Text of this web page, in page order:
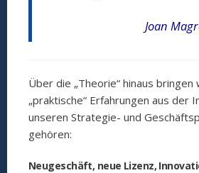
Joan
Über die „Theorie“ hinaus bringen
„praktische“ Erfahrungen aus der
unseren Strategie- und
gehören:
Neugeschäft, neue Lizenz,